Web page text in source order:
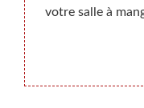
votre salle à